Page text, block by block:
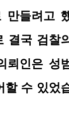
만들려고
결국 검찰
뢰인은 성
할 수 있었